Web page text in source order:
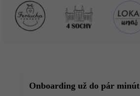
Onboarding už do pár minút